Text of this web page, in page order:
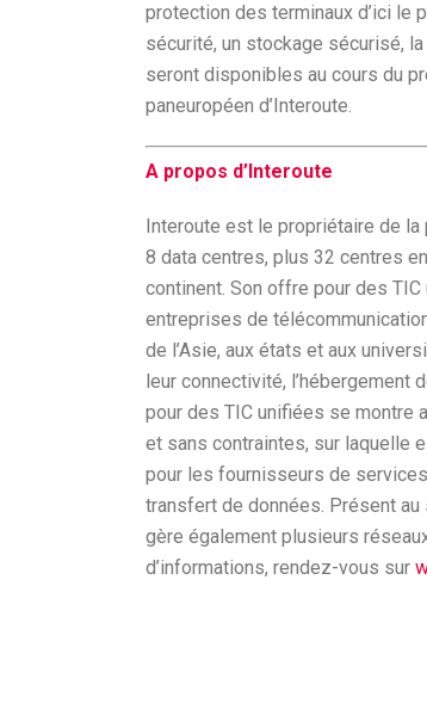
protection des terminaux d’ici le
sécurité, un stockage sécurisé,
seront disponibles au cours du
paneuropéen d’Interoute.
A propos d’Interoute
Interoute est le propriétaire de la
8 data centres, plus 32 centres
continent. Son offre pour des
entreprises de
de l’Asie, aux états et aux
leur connectivité, l’hébergement
pour des TIC unifiées se montre
et sans contraintes, sur laquelle
pour les fournisseurs de
transfert de données. Présent au
gère également plusieurs
d’informations, rendez-vous sur